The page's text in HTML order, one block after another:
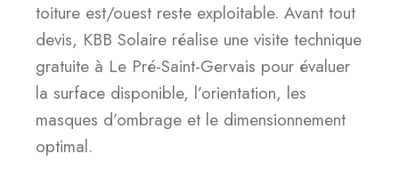
toiture est/ouest reste exploitable. Avant tout
devis, KBB Solaire réalise une visite technique
gratuite à Le Pré-Saint-Gervais pour évaluer
la surface disponible, l’orientation, les
masques d’ombrage et le dimensionnement
optimal.